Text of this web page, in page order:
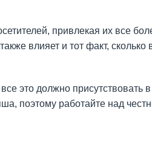
привлекая их все
влияет и тот факт, сколько
это должно присутствовать в
поэтому работайте над